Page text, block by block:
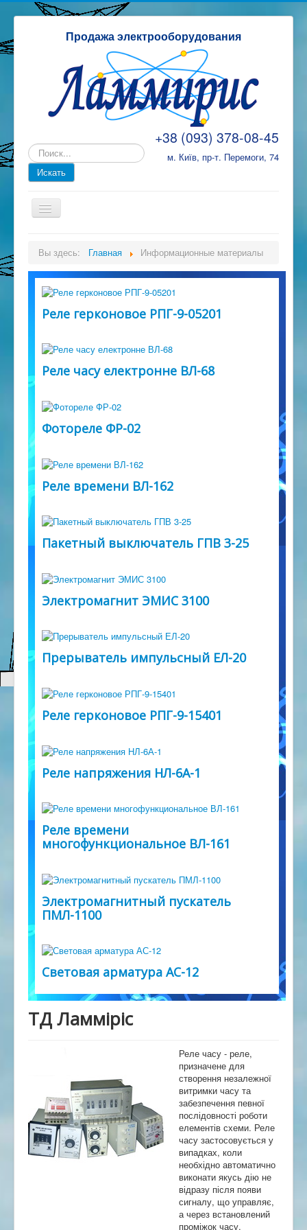
Продажа электрооборудования
+38 (093) 378-08-45
м. Київ, пр-т. Перемоги, 74
Замовлення, оплата та доставка
Сертификаты
Контакты
Розрахунок відстаней
Вы здесь: Главная Информационные материалы
Реле герконовое РПГ-9-05201
Реле часу електронне ВЛ-68
Фотореле ФР-02
Реле времени ВЛ-162
Пакетный выключатель ГПВ 3-25
Электромагнит ЭМИС 3100
Прерыватель импульсный ЕЛ-20
Реле герконовое РПГ-9-15401
Реле напряжения НЛ-6А-1
Реле времени
многофункциональное ВЛ-161
Электромагнитный пускатель
ПМЛ-1100
Световая арматура АС-12
ТД Ламміріс
Реле часу - реле,
призначене для
створення незалежної
витримки часу та
забезпечення певної
послідовності роботи
елементів схеми. Реле
часу застосовується у
випадках, коли
необхідно автоматично
виконати якусь дію не
відразу після появи
сигналу, що управляє,
а через встановлений
проміжок часу.